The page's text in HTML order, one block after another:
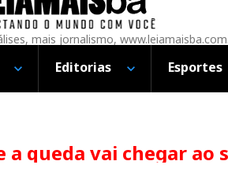
mais jornalismo,
Editorias Esportes
a queda vai chegar ao